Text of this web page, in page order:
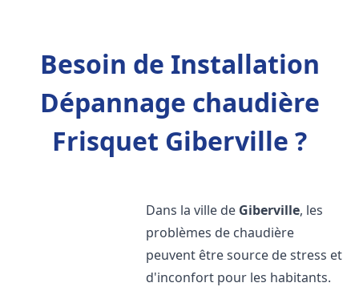
Besoin de Installation
Dépannage chaudière
Frisquet Giberville ?
Dans la ville de Giberville, les
problèmes de chaudière
peuvent être source de stress et
d'inconfort pour les habitants.